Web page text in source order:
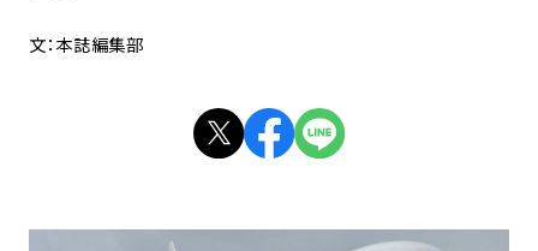
文：本誌編集部